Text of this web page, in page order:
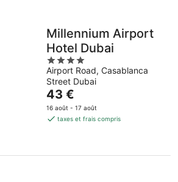
Millennium Airport
Hotel Dubai
4
out
of
5
Airport Road, Casablanca
Street Dubai
Le
prix
est
par
43 €
16 août - 17 août
taxes et frais compris